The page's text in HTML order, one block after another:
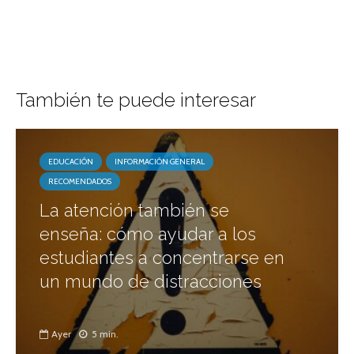
También te puede interesar
EDUCACIÓN
INFORMACIÓN GENERAL
RECOMENDADOS
La atención también se
enseña: cómo ayudar a los
estudiantes a concentrarse en
un mundo de distracciones
Ayer 5 min.